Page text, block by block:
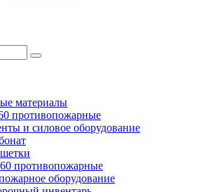
материалы
противопожарные
и силовое оборудование
противопожарные
оборудование